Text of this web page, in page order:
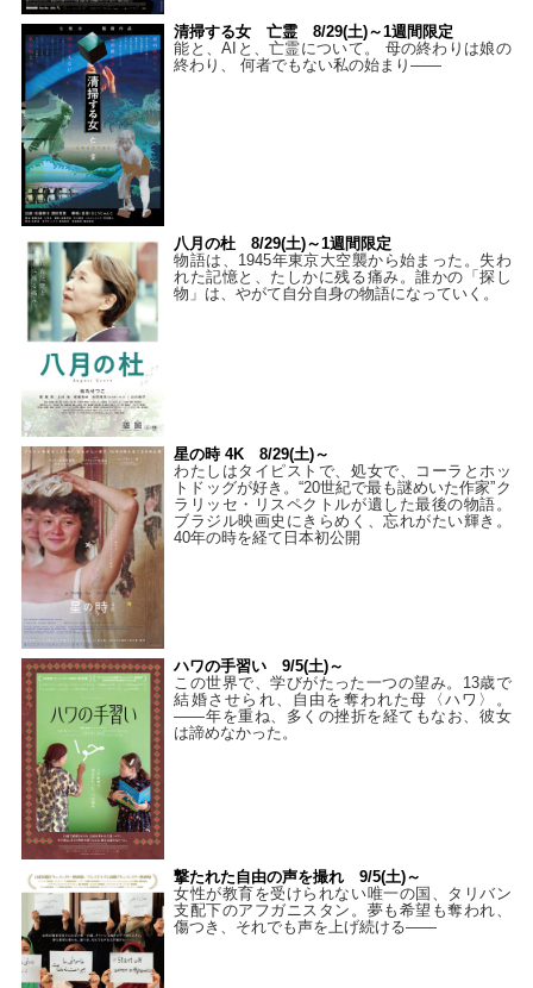
清掃する女 亡霊 8/29(土)～1週間限定
能と、AIと、亡霊について。 母の終わりは娘の
終わり、 何者でもない私の始まり――
八月の杜 8/29(土)～1週間限定
物語は、1945年東京大空襲から始まった。失わ
れた記憶と、たしかに残る痛み。誰かの「探し
物」は、やがて自分自身の物語になっていく。
星の時 4K 8/29(土)～
わたしはタイピストで、処⼥で、コーラとホッ
トドッグが好き。“20世紀で最も謎めいた作家”ク
ラリッセ・リスペクトルが遺した最後の物語。
ブラジル映画史にきらめく、忘れがたい輝き。
40年の時を経て⽇本初公開
ハワの手習い 9/5(土)～
この世界で、学びがたった一つの望み。13歳で
結婚させられ、自由を奪われた母〈ハワ〉。
——年を重ね、多くの挫折を経てもなお、彼女
は諦めなかった。
撃たれた自由の声を撮れ 9/5(土)～
女性が教育を受けられない唯一の国、タリバン
支配下のアフガニスタン。夢も希望も奪われ、
傷つき、それでも声を上げ続ける——